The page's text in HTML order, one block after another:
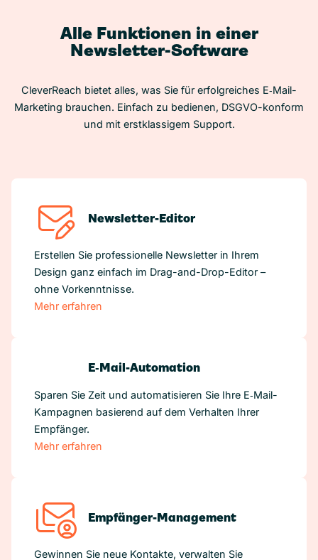
Alle Funktionen in einer
Newsletter-Software
CleverReach bietet alles, was Sie für erfolgreiches E‑Mail-
Marketing brauchen. Einfach zu bedienen, DSGVO-konform
und mit erstklassigem Support.
Newsletter-Editor
Erstellen Sie professionelle Newsletter in Ihrem
Design ganz einfach im Drag-and-Drop-Editor –
ohne Vorkenntnisse.
Mehr erfahren
E‑Mail-Automation
Sparen Sie Zeit und automatisieren Sie Ihre E‑Mail-
Kampagnen basierend auf dem Verhalten Ihrer
Empfänger.
Mehr erfahren
Empfänger-Management
Gewinnen Sie neue Kontakte, verwalten Sie